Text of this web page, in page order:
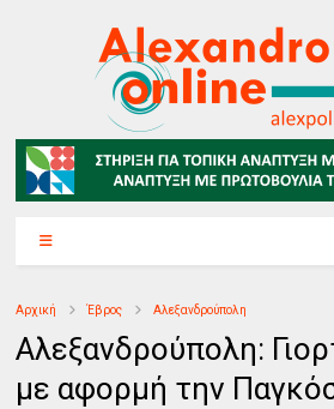
Αρχική Έβρος Αλεξανδρούπολη
Αλεξανδρούπολη:
με αφορμή την